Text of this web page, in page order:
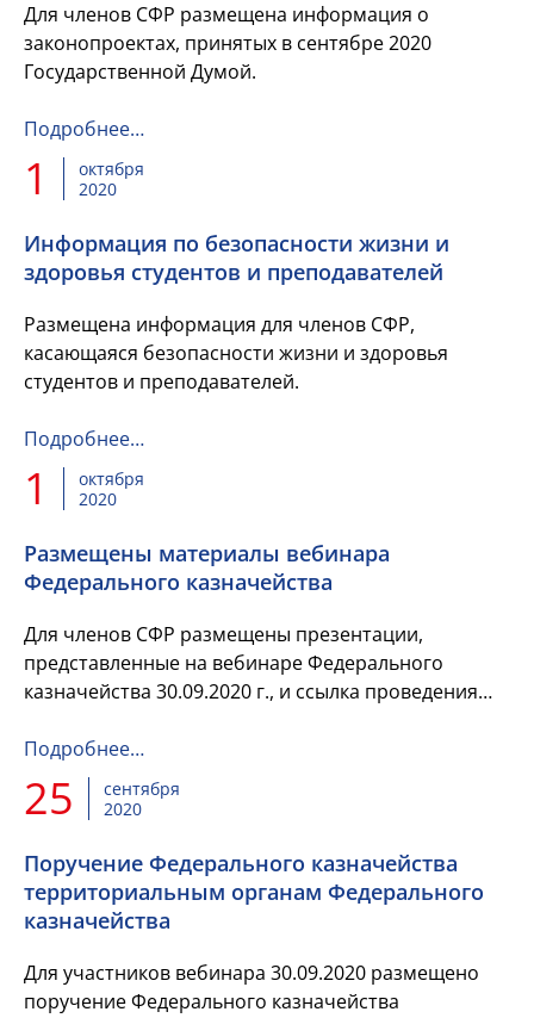
Для членов СФР размещена информация о
законопроектах, принятых в сентябре 2020
Государственной Думой.
Подробнее…
1
октября
2020
Информация по безопасности жизни и
здоровья студентов и преподавателей
Размещена информация для членов СФР,
касающаяся безопасности жизни и здоровья
студентов и преподавателей.
Подробнее…
1
октября
2020
Размещены материалы вебинара
Федерального казначейства
Для членов СФР размещены презентации,
представленные на вебинаре Федерального
казначейства 30.09.2020 г., и ссылка проведения
Подробнее…
25
сентября
2020
Поручение Федерального казначейства
территориальным органам Федерального
казначейства
Для участников вебинара 30.09.2020 размещено
поручение Федерального казначейства